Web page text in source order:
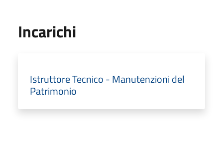
Incarichi
Istruttore Tecnico - Manutenzioni del
Patrimonio